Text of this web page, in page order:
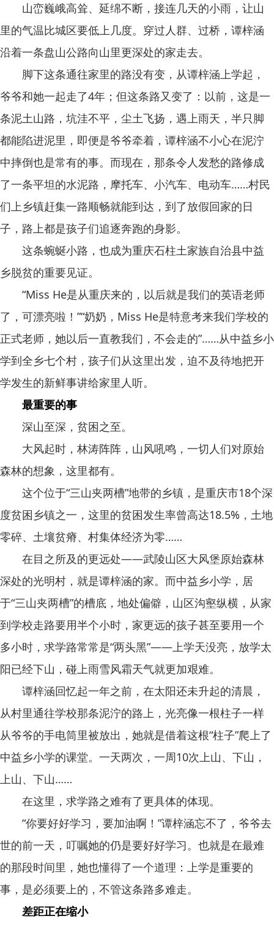
山峦巍峨高耸、延绵不断，接连几天的小雨，让山
里的气温比城区要低上几度。穿过人群、过桥，谭梓涵
沿着一条盘山公路向山里更深处的家走去。
脚下这条通往家里的路没有变，从谭梓涵上学起，
爷爷和她一起走了4年；但这条路又变了：以前，这是一
条泥土山路，坑洼不平，尘土飞扬，遇上雨天，半只脚
都能陷进泥里，即便是爷爷牵着，谭梓涵不小心在泥泞
中摔倒也是常有的事。而现在，那条令人发愁的路修成
了一条平坦的水泥路，摩托车、小汽车、电动车……村民
们上乡镇赶集一路顺畅就能到达，到了放假回家的日
子，路上都是孩子们追逐奔跑的身影。
这条蜿蜒小路，也成为重庆石柱土家族自治县中益
乡脱贫的重要见证。
“Miss He是从重庆来的，以后就是我们的英语老师
了，可漂亮啦！”“奶奶，Miss He是特意考来我们学校的
正式老师，她以后一直教我们，不会走的”……从中益乡小
学到全乡七个村，孩子们从这里出发，迫不及待地把开
学发生的新鲜事讲给家里人听。
最重要的事
深山至深，贫困之至。
大风起时，林涛阵阵，山风吼鸣，一切人们对原始
森林的想象，这里都有。
这个位于“三山夹两槽”地带的乡镇，是重庆市18个深
度贫困乡镇之一，这里的贫困发生率曾高达18.5%，土地
零碎、土壤贫瘠、村集体经济为零……
在目之所及的更远处——武陵山区大风堡原始森林
深处的光明村，就是谭梓涵的家。而中益乡小学，居
于“三山夹两槽”的槽底，地处偏僻，山区沟壑纵横，从家
到学校走路要用半个小时，家更远的孩子甚至要用一个
多小时，求学路常常是“两头黑”——上学天没亮，放学太
阳已经下山，碰上雨雪风霜天气就更加艰难。
谭梓涵回忆起一年之前，在太阳还未升起的清晨，
从村里通往学校那条泥泞的路上，光亮像一根柱子一样
从爷爷的手电筒里被放出，她就是借着这根“柱子”爬上了
中益乡小学的课堂。一天两次，一周10次上山、下山，
上山、下山……
在这里，求学路之难有了更具体的体现。
“你要好好学习，要加油啊！”谭梓涵忘不了，爷爷去
世的前一天，叮嘱她的仍是要好好学习。也就是在最难
的那段时间里，她也懂得了一个道理：上学是重要的
事，是必须要上的，不管这条路多难走。
差距正在缩小